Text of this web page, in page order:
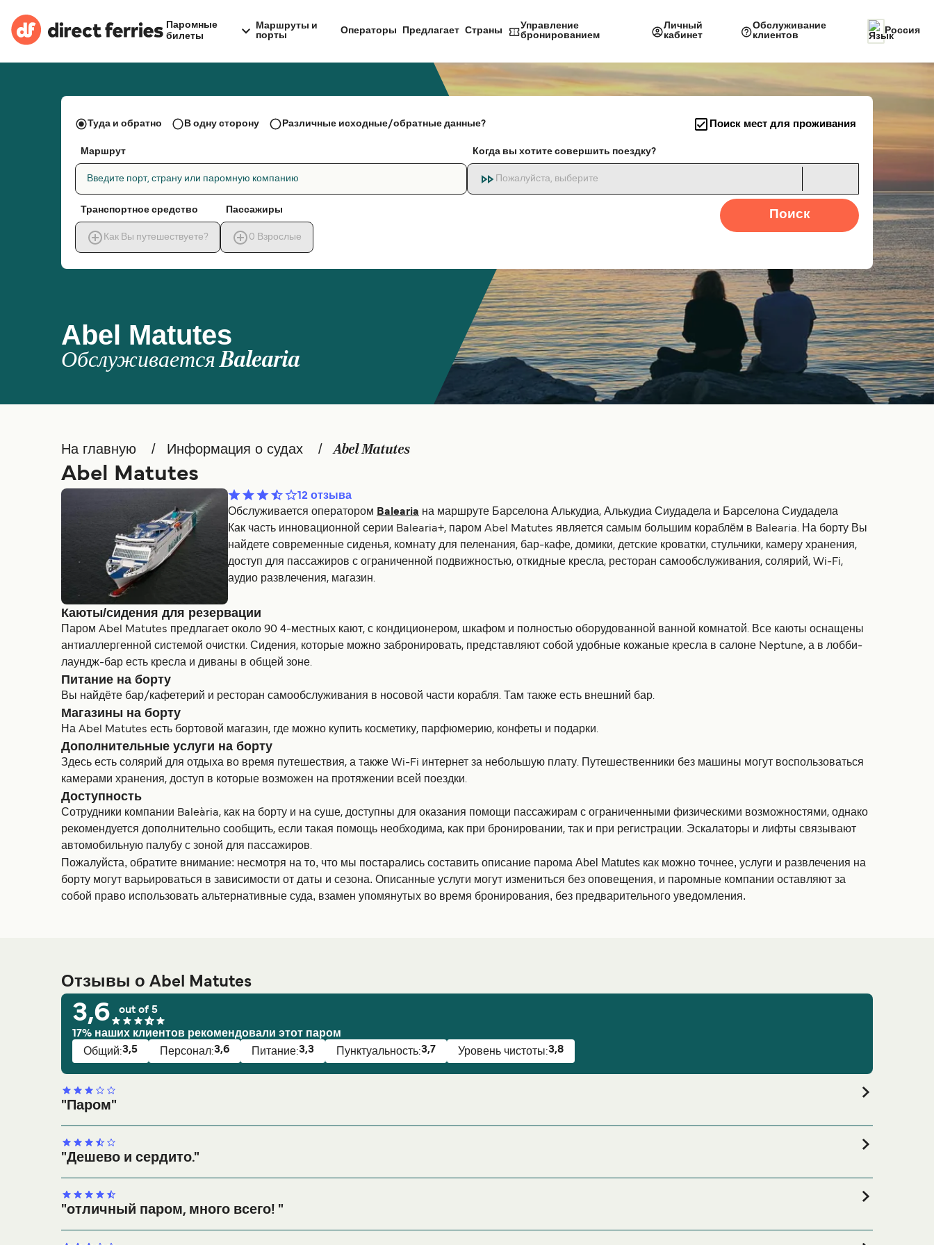
Паромные
билеты
Маршруты и
порты
Операторы Предлагает Страны
Управление
бронированием
Личный
кабинет
Обслуживание
клиентов
Россия
Abel Matutes
ОбслуживаетсяBalearia
Туда и обратно В одну сторону Различные исходные/обратные данные? Поиск мест для проживания
Маршрут
Введите порт, страну или паромную компанию
Когда вы хотите совершить поездку?
Пожалуйста, выберите
Транспортное средство
Как Вы путешествуете?
Пассажиры
0 Взрослые
Поиск
На главную Информация о судах Abel Matutes
Abel Matutes
12 отзыва
Обслуживается оператором
Balearia на маршруте Барселона Алькудиа, Алькудиа Сиудадела и Барселона Сиудадела
Как часть инновационной серии Balearia+, паром Abel Matutes является самым большим кораблём в Balearia. На борту Вы
найдете современные сиденья, комнату для пеленания, бар-кафе, домики, детские кроватки, стульчики, камеру хранения,
доступ для пассажиров с ограниченной подвижностью, откидные кресла, ресторан самообслуживания, солярий, Wi-Fi,
аудио развлечения, магазин.
Каюты/сидения для резервации
Паром Abel Matutes предлагает около 90 4-местных кают, с кондиционером, шкафом и полностью оборудованной ванной комнатой. Все каюты оснащены
антиаллергенной системой очистки. Сидения, которые можно забронировать, представляют собой удобные кожаные кресла в салоне Neptune, а в лобби-
лаундж-бар есть кресла и диваны в общей зоне.
Питание на борту
Вы найдёте бар/кафетерий и ресторан самообслуживания в носовой части корабля. Там также есть внешний бар.
Магазины на борту
На Abel Matutes есть бортовой магазин, где можно купить косметику, парфюмерию, конфеты и подарки.
Дополнительные услуги на борту
Здесь есть солярий для отдыха во время путешествия, а также Wi-Fi интернет за небольшую плату. Путешественники без машины могут воспользоваться
камерами хранения, доступ в которые возможен на протяжении всей поездки.
Доступность
Сотрудники компании Baleària, как на борту и на суше, доступны для оказания помощи пассажирам с ограниченными физическими возможностями, однако
рекомендуется дополнительно сообщить, если такая помощь необходима, как при бронировании, так и при регистрации. Эскалаторы и лифты связывают
автомобильную палубу с зоной для пассажиров.
Пожалуйста, обратите внимание: несмотря на то, что мы постарались составить описание парома Abel Matutes как можно точнее, услуги и развлечения на
борту могут варьироваться в зависимости от даты и сезона. Описанные услуги могут измениться без оповещения, и паромные компании оставляют за
собой право использовать альтернативные суда, взамен упомянутых во время бронирования, без предварительного уведомления.
Отзывы о Abel Matutes
3,6 out of 5
17% наших клиентов рекомендовали этот паром
Общий:3,5 Персонал:3,6 Питание:3,3 Пунктуальность:3,7 Уровень чистоты:3,8
"Паром"
Общий:
Питание:
Пунктуальность:
Рекомендовать?
"Дешево и сердито."
Общий:
Питание:
"отличный паром, много всего! "